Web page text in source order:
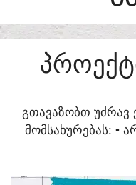
ᲒᲗᲐᲕᲐᲖᲝᲑᲗ ᲣᲫᲠᲐᲕ
ᲛᲝᲛᲡᲐᲮᲣᲠᲔᲑᲐᲡ:​ •